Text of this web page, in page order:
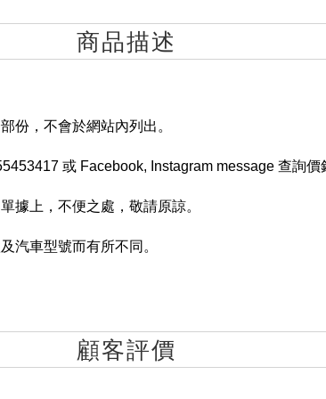
商品描述
份，不會於網站內列出。
或 Facebook, Instagram message 查詢價
據上，不便之處，敬請原諒。
汽車型號而有所不同。
顧客評價